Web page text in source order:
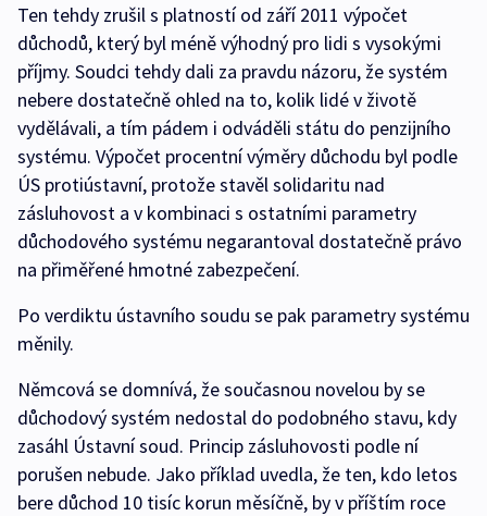
Ten tehdy zrušil s platností od září 2011 výpočet
důchodů, který byl méně výhodný pro lidi s vysokými
příjmy. Soudci tehdy dali za pravdu názoru, že systém
nebere dostatečně ohled na to, kolik lidé v životě
vydělávali, a tím pádem i odváděli státu do penzijního
systému. Výpočet procentní výměry důchodu byl podle
ÚS protiústavní, protože stavěl solidaritu nad
zásluhovost a v kombinaci s ostatními parametry
důchodového systému negarantoval dostatečně právo
na přiměřené hmotné zabezpečení.
Po verdiktu ústavního soudu se pak parametry systému
měnily.
Němcová se domnívá, že současnou novelou by se
důchodový systém nedostal do podobného stavu, kdy
zasáhl Ústavní soud. Princip zásluhovosti podle ní
porušen nebude. Jako příklad uvedla, že ten, kdo letos
bere důchod 10 tisíc korun měsíčně, by v příštím roce